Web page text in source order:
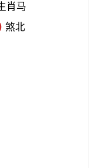
肖马
煞北